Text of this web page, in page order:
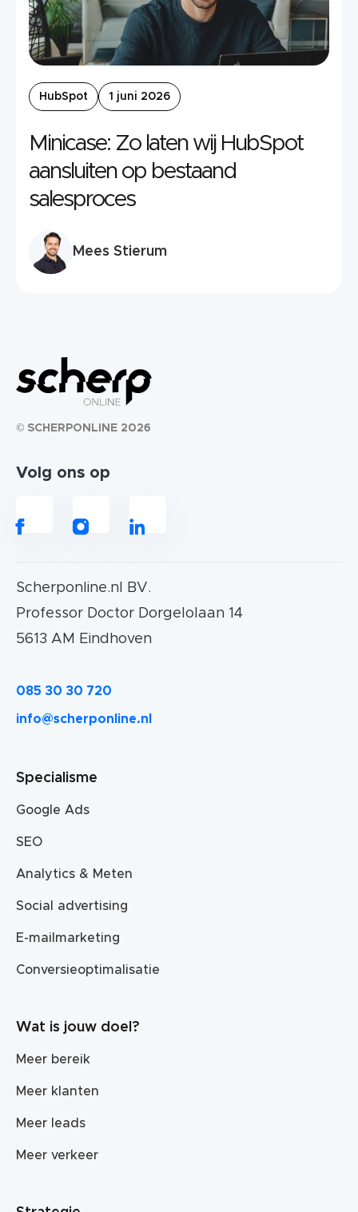
HubSpot 1 juni 2026
Minicase: Zo laten wij HubSpot
aansluiten op bestaand
salesproces
Mees Stierum
© SCHERPONLINE 2026
Volg ons op
Scherponline.nl BV.
Professor Doctor Dorgelolaan 14
5613 AM Eindhoven
085 30 30 720
info@scherponline.nl
Specialisme
Google Ads
SEO
Analytics & Meten
Social advertising
E-mailmarketing
Conversieoptimalisatie
Wat is jouw doel?
Meer bereik
Meer klanten
Meer leads
Meer verkeer